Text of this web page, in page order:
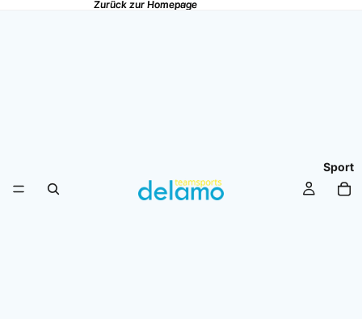
Zurück zur Homepage
Zurück zur Homepage
Sport